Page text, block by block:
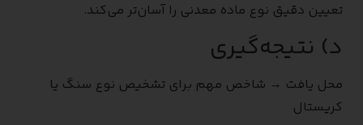
تعیین دقیق نوع ماده معدنی را آسان‌تر می‌کند.
د) نتیجه‌گیری
محل یافت → شاخص مهم برای تشخیص نوع سنگ یا
کریستال